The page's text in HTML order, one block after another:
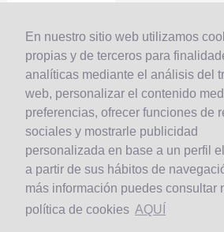
En nuestro sitio web utilizamos
propias y de terceros para
analíticas mediante el análisis del
web, personalizar el contenido
preferencias, ofrecer funciones de
sociales y mostrarle publicidad
personalizada en base a un perfil
a partir de sus hábitos de
más información puedes consultar
política de cookies AQUÍ